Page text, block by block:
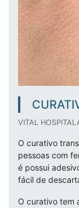
VITAL
O curativo
pessoas com
é possui
fácil de
O curativo tem